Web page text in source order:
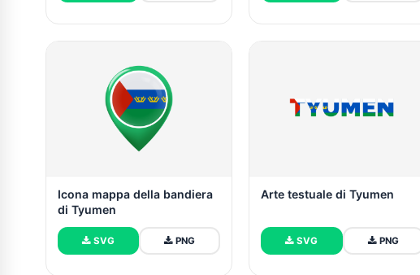
Icona mappa della bandiera
di Tyumen
SVG PNG
Arte testuale di Tyumen
SVG PNG